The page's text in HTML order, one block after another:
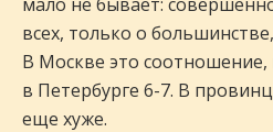
всех, только о
В Москве это соотношение,
в Петербурге 6-7. В
еще хуже.